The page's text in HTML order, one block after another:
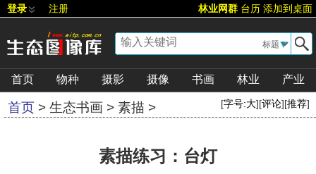
登录 注册 林业网群 台历 添加到桌面
▼
首页 物种 摄影 摄像 书画 林业 产业
首页 > 生态书画 > 素描 > [字号:大][评论][推荐]
素描练习：台灯